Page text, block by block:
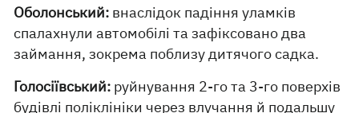
Оболонський: внаслідок падіння уламків
спалахнули автомобілі та зафіксовано два
займання, зокрема поблизу дитячого садка.
Голосіївський: руйнування 2-го та 3-го поверхів
будівлі поліклініки через влучання й подальшу